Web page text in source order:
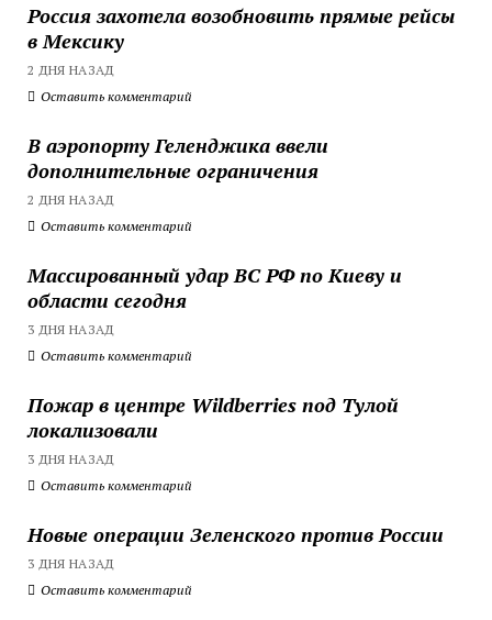
Россия захотела возобновить прямые рейсы
в Мексику
2 ДНЯ НАЗАД
Оставить комментарий
В аэропорту Геленджика ввели
дополнительные ограничения
2 ДНЯ НАЗАД
Оставить комментарий
Массированный удар ВС РФ по Киеву и
области сегодня
3 ДНЯ НАЗАД
Оставить комментарий
Пожар в центре Wildberries под Тулой
локализовали
3 ДНЯ НАЗАД
Оставить комментарий
Новые операции Зеленского против России
3 ДНЯ НАЗАД
Оставить комментарий